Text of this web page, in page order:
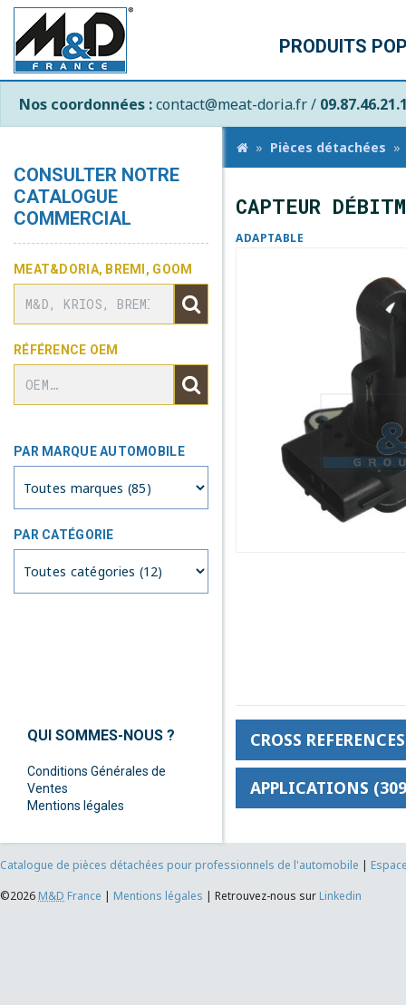
PRODUITS
Nos coordonnées :contact@meat-doria.fr /
CONSULTER NOTRE
CATALOGUE
COMMERCIAL
MEAT&DORIA, BREMI, GOOM
RÉFÉRENCE OEM
PAR MARQUE AUTOMOBILE
PAR CATÉGORIE
QUI SOMMES-NOUS ?
Conditions Générales de
Ventes
Mentions légales
Pièces détachées
CAPTEUR
ADAPTABLE
CROSS
APPLICATIONS
Catalogue de pièces détachées pour professionnels de l'automobile |
©2026 M&D France | Mentions légales | Retrouvez-nous sur Linkedin